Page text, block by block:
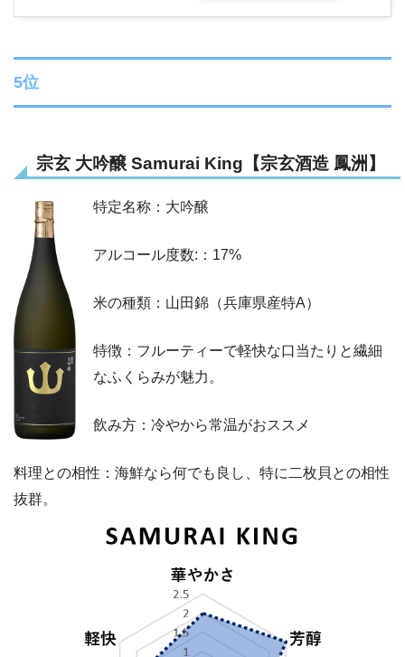
5位
宗玄 大吟醸 Samurai King【宗玄酒造 鳳洲】
特定名称：大吟醸
アルコール度数:：17%
米の種類：山田錦（兵庫県産特A）
特徴：フルーティーで軽快な口当たりと繊細
なふくらみが魅力。
飲み方：冷やから常温がおススメ
料理との相性：海鮮なら何でも良し、特に二枚貝との相性
抜群。